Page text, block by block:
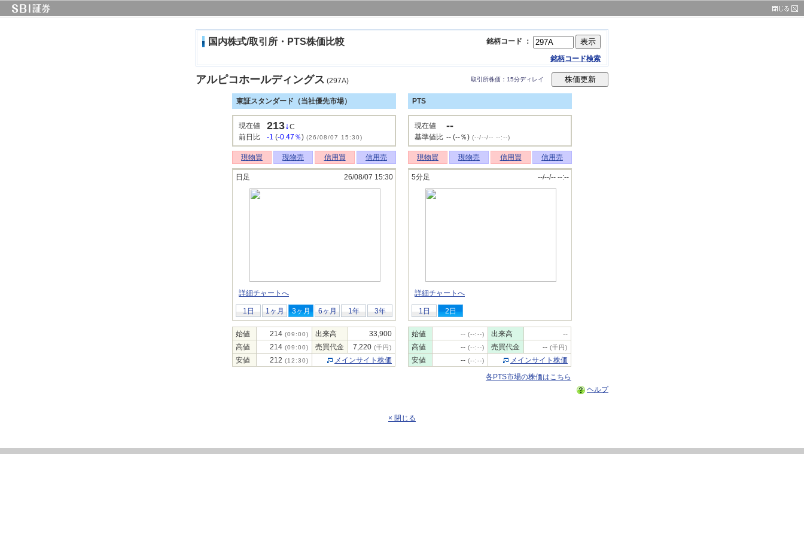
国内株式/取引所・PTS株価比較 銘柄コード ：
銘柄コード検索
アルピコホールディングス (297A) 取引所株価：15分ディレイ
東証スタンダード（当社優先市場）
現在値 213↓C
前日比
-1 (-0.47％) (26/08/07 15:30)
現物買 現物売 信用買 信用売
日足 26/08/07 15:30
詳細チャートへ
1日 1ヶ月 3ヶ月 6ヶ月 1年 3年
始値 214 (09:00) 出来高
33,900
高値
214 (09:00) 売買代金 7,220 (千円)
安値 212 (12:30) メインサイト株価
PTS
現在値 --
基準値比 -- (--％) (--/--/-- --:--)
現物買 現物売 信用買 信用売
5分足 --/--/-- --:--
詳細チャートへ
1日 2日
始値 -- (--:--) 出来高
--
高値
-- (--:--) 売買代金 -- (千円)
安値 -- (--:--)
メインサイト株価
各PTS市場の株価はこちら
ヘルプ
× 閉じる